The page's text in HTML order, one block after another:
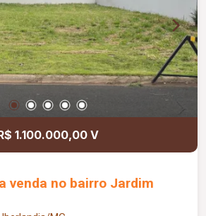
1.100.000,00 V
venda no bairro Jardim